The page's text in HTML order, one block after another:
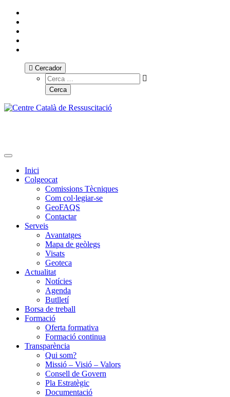
Cercador
Toggle navigation
Inici
Colgeocat
Comissions Tècniques
Com col·legiar-se
GeoFAQS
Contactar
Serveis
Avantatges
Mapa de geòlegs
Visats
Geoteca
Actualitat
Notícies
Agenda
Butlletí
Borsa de treball
Formació
Oferta formativa
Formació continua
Transparència
Qui som?
Missió – Visió – Valors
Consell de Govern
Pla Estratègic
Documentació